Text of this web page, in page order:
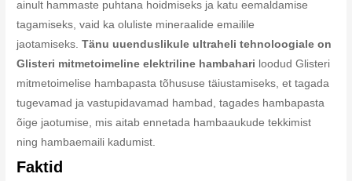
ainult hammaste puhtana hoidmiseks ja katu eemaldamise
tagamiseks, vaid ka oluliste mineraalide emailile
jaotamiseks.Tänu uuenduslikule ultraheli tehnoloogiale on
Glisteri mitmetoimeline elektriline hambahari loodud Glisteri
mitmetoimelise hambapasta tõhususe täiustamiseks, et tagada
tugevamad ja vastupidavamad hambad, tagades hambapasta
õige jaotumise, mis aitab ennetada hambaaukude tekkimist
ning hambaemaili kadumist.
Faktid